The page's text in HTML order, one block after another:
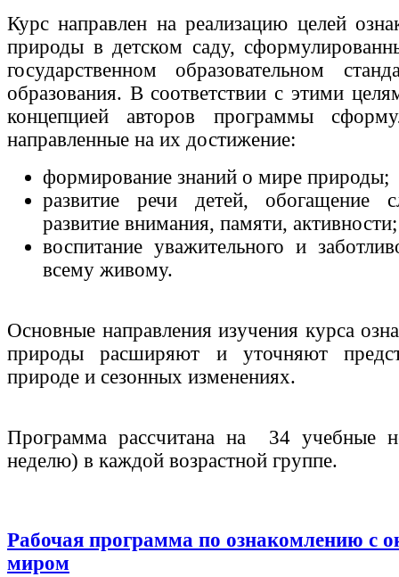
Курс направлен на реализацию целей
природы в детском саду,
государственном образовательном
образования. В соответствии с этими
концепцией авторов программы
направленные на их достижение:
формирование знаний о мире природы;
развитие речи детей, обогащение
развитие внимания, памяти, активности;
воспитание уважительного и
всему живому.
Основные направления изучения курса
природы расширяют и уточняют
природе и сезонных изменениях.
Программа рассчитана на 34 учебные
неделю) в каждой возрастной группе.
Рабочая программа по ознакомлению с
миром